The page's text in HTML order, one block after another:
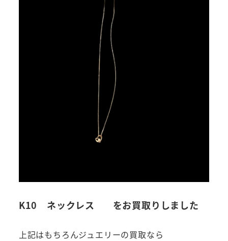
K10 ネックレス をお買取りしました
上記はもちろんジュエリーの買取なら